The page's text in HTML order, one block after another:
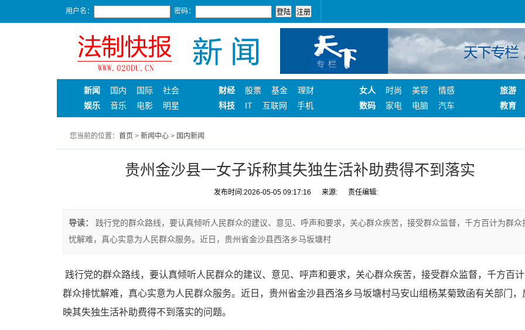
用户名： 密码：
新闻 国内 国际
社会
娱乐
音乐 电影 明星
财经 股票 基金
理财
科技
IT 互联网 手机
女人 时尚 美容
情感
数码
家电 电脑 汽车
旅游
教育
您当前的位置： 首页 > 新闻中心 > 国内新闻
贵州金沙县一女子诉称其失独生活补助费得不到落实
发布时间:2026-05-05 09:17:16 来源: 责任编辑:
导读：
践行党的群众路线，要认真倾听人民群众的建议、意见、呼声和要求，关心群众疾苦，接受群众监督，千方百计为群众
忧解难，真心实意为人民群众服务。近日，贵州省金沙县西洛乡马坂塘村
践行党的群众路线，要认真倾听人民群众的建议、意见、呼声和要求，关心群众疾苦，接受群众监督，千方百
群众排忧解难，真心实意为人民群众服务。近日，贵州省金沙县西洛乡马坂塘村马安山组杨某菊致函有关部门，
映其失独生活补助费得不到落实的问题。